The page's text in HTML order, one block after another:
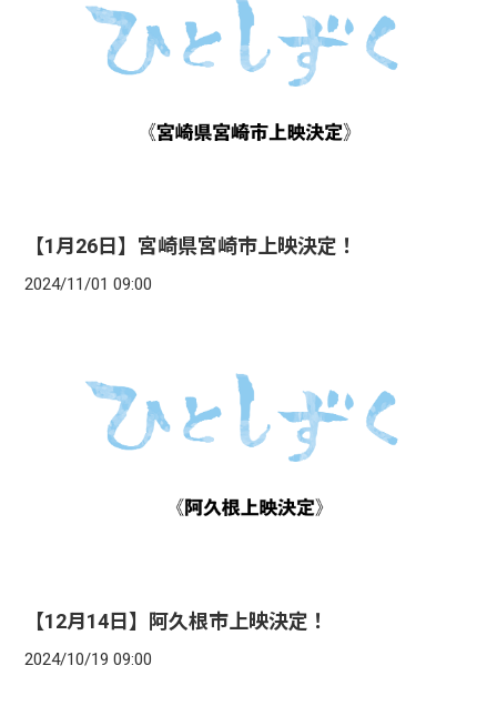
【1月26日】宮崎県宮崎市上映決定！
2024/11/01 09:00
【12月14日】阿久根市上映決定！
2024/10/19 09:00